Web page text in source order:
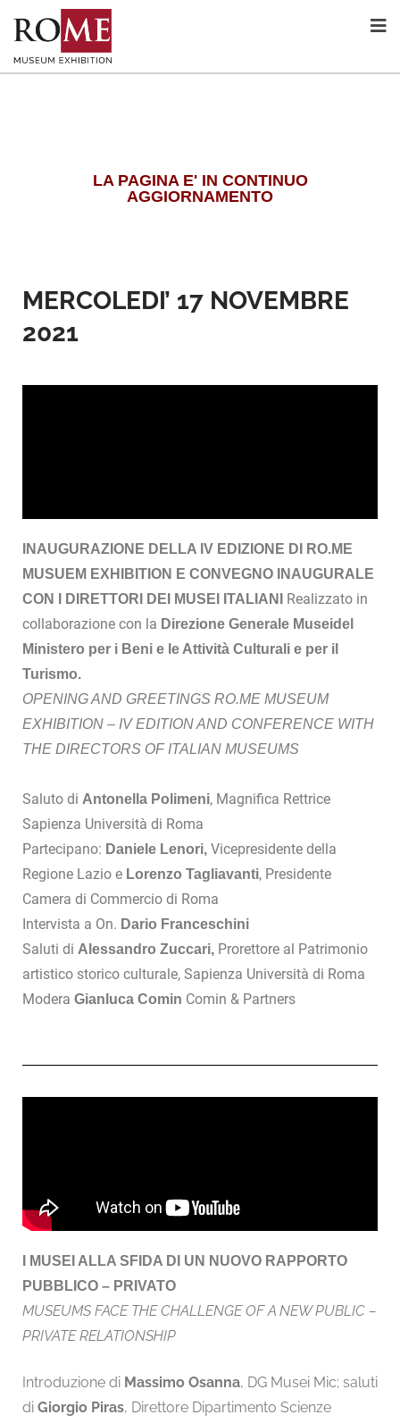
LA PAGINA E' IN CONTINUO
AGGIORNAMENTO
MERCOLEDI’ 17 NOVEMBRE
2021
INAUGURAZIONE DELLA IV EDIZIONE DI RO.ME
MUSUEM EXHIBITION E CONVEGNO INAUGURALE
CON I DIRETTORI DEI MUSEI ITALIANI Realizzato in
collaborazione con la Direzione Generale Museidel
Ministero per i Beni e le Attività Culturali e per il
Turismo.
OPENING AND GREETINGS RO.ME MUSEUM
EXHIBITION – IV EDITION AND CONFERENCE WITH
THE DIRECTORS OF ITALIAN MUSEUMS
Saluto di Antonella Polimeni, Magnifica Rettrice
Sapienza Università di Roma
Partecipano: Daniele Lenori, Vicepresidente della
Regione Lazio e Lorenzo Tagliavanti, Presidente
Camera di Commercio di Roma
Intervista a On. Dario Franceschini
Saluti di Alessandro Zuccari, Prorettore al Patrimonio
artistico storico culturale, Sapienza Università di Roma
Modera Gianluca Comin Comin & Partners
I MUSEI ALLA SFIDA DI UN NUOVO RAPPORTO
PUBBLICO – PRIVATO
MUSEUMS FACE THE CHALLENGE OF A NEW PUBLIC –
PRIVATE RELATIONSHIP
Introduzione di Massimo Osanna, DG Musei Mic; saluti
di Giorgio Piras, Direttore Dipartimento Scienze